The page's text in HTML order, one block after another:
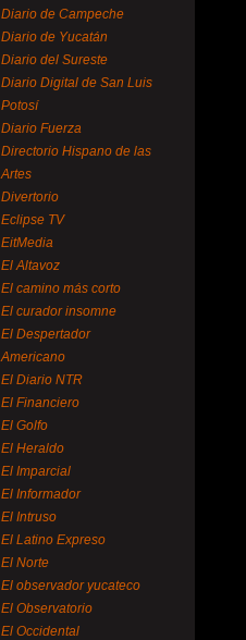
Diario de Campeche
Diario de Yucatán
Diario del Sureste
Diario Digital de San Luis
Potosí
Diario Fuerza
Directorio Hispano de las
Artes
Divertorio
Eclipse TV
EitMedia
El Altavoz
El camino más corto
El curador insomne
El Despertador
Americano
El Diario NTR
El Financiero
El Golfo
El Heraldo
El Imparcial
El Informador
El Intruso
El Latino Expreso
El Norte
El observador yucateco
El Observatorio
El Occidental